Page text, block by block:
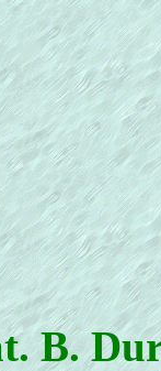
B.